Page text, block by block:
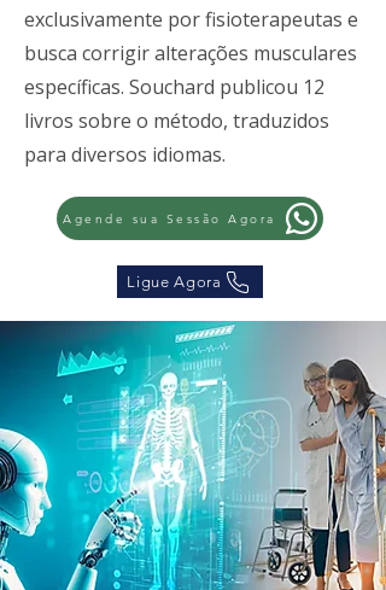
exclusivamente por fisioterapeutas e
busca corrigir alterações musculares
específicas. Souchard publicou 12
livros sobre o método, traduzidos
para diversos idiomas.
Agende sua Sessão Agora
Ligue Agora